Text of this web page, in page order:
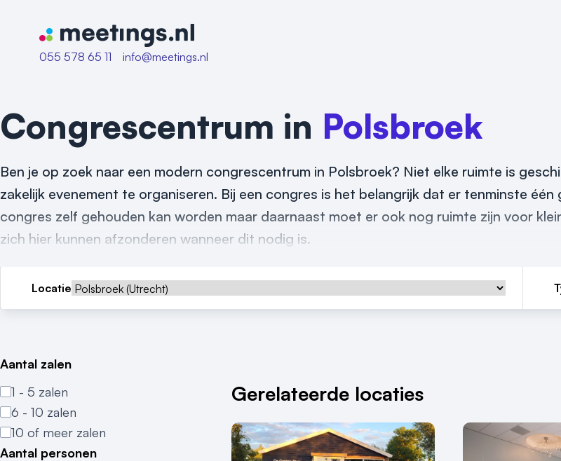
Naar home van Meetings
055 578 65 11
info@meetings.nl
Congrescentrum in Polsbroek
Ben je op zoek naar een modern congrescentrum in Polsbroek? Niet elke ruimte is
zakelijk evenement te organiseren. Bij een congres is het belangrijk dat er tenminste één
congres zelf gehouden kan worden maar daarnaast moet er ook nog ruimte zijn voor
zich hier kunnen afzonderen wanneer dit nodig is.
Locatie
Aantal zalen
1 - 5 zalen
6 - 10 zalen
10 of meer zalen
Aantal personen
Gerelateerde locaties